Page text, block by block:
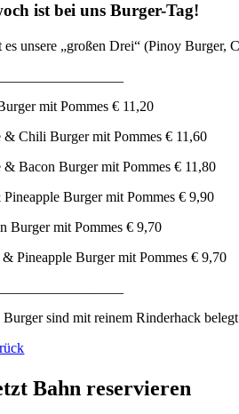
ist bei uns Burger-Tag!
es unsere „großen Drei“ (Pinoy Burger,
mit Pommes € 11,20
& Chili Burger mit Pommes € 11,60
& Bacon Burger mit Pommes € 11,80
Burger mit Pommes € 9,90
Burger mit Pommes € 9,70
Pineapple Burger mit Pommes € 9,70
Burger sind mit reinem Rinderhack
Bahn reservieren